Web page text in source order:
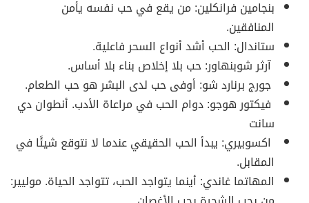
بنجامين فرانكلين: من يقع في حب نفسه يأمن
المنافقين.
ستاندال: الحب أشد أنواع السحر فاعلية.
آرثر شوبنهاور: حب بلا إخلاص بناء بلا أساس.
جورج برنارد شو: أوفى حب لدى البشر هو حب الطعام.
فيكتور هوجو: دوام الحب في مراعاة الأدب. أنطوان دي
سانت
اكسوبيري: يبدأ الحب الحقيقي عندما لا نتوقع شيئًا في
المقابل.
المهاتما غاندي: أينما يتواجد الحب، تتواجد الحياة. موليير: